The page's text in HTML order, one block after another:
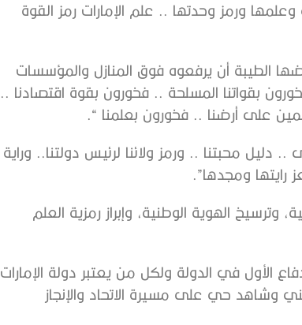
ورمز وحدتها .. علم الإمارات رمز القوة
الطيبة أن يرفعوه فوق المنازل والمؤسسات
بقواتنا المسلحة .. فخورون بقوة اقتصادنا ..
على أرضنا .. فخورون بعلمنا “.
محبتنا .. ورمز ولائنا لرئيس دولتنا.. وراية
رايتها ومجدها”.
وترسيخ الهوية الوطنية، وإبراز رمزية العلم
الأول في الدولة ولكل من يعتبر دولة الإمارات
وشاهد حي على مسيرة الاتحاد والإنجاز